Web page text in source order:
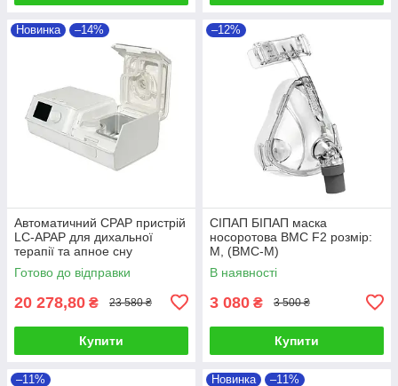
Новинка –14%
Автоматичний CPAP пристрій
LC-APAP для дихальної
терапії та апное сну
Готово до відправки
20 278,80 ₴ 23 580 ₴
Купити
–12%
СІПАП БІПАП маска
носоротова BMC F2 розмір:
M, (BMC-M)
В наявності
3 080 ₴ 3 500 ₴
Купити
–11% Новинка –11%